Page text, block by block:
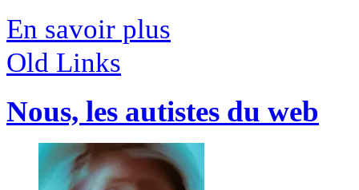
En savoir plus
Old Links
Nous, les autistes du web